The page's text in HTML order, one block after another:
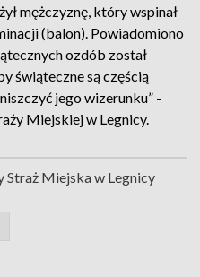
mężczyznę, który wspinał
(balon). Powiadomiono
ozdób został
świąteczne są częścią
jego wizerunku” -
Miejskiej w Legnicy.
Straż Miejska w Legnicy